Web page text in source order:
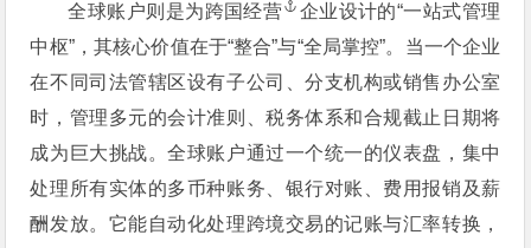
全球账户则是为跨国经营
企业设计的“一站式管理
中枢”，其核心价值在于“整合”与“全局掌控”。当一个企业
在不同司法管辖区设有子公司、分支机构或销售办公室
时，管理多元的会计准则、税务体系和合规截止日期将
成为巨大挑战。全球账户通过一个统一的仪表盘，集中
处理所有实体的多币种账务、银行对账、费用报销及薪
酬发放。它能自动化处理跨境交易的记账与汇率转换，